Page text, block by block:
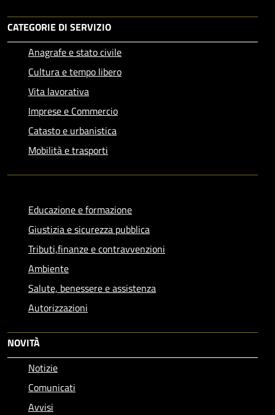
CATEGORIE DI SERVIZIO
Anagrafe e stato civile
Cultura e tempo libero
Vita lavorativa
Imprese e Commercio
Catasto e urbanistica
Mobilità e trasporti
Educazione e formazione
Giustizia e sicurezza pubblica
Tributi,finanze e contravvenzioni
Ambiente
Salute, benessere e assistenza
Autorizzazioni
NOVITÀ
Notizie
Comunicati
Avvisi